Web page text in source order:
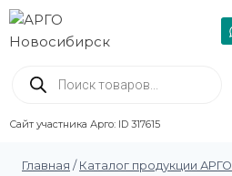
Сайт участника Арго: ID 317615
Главная / Каталог продукции АРГО